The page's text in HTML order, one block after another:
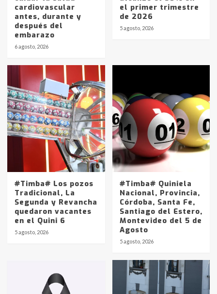
cardiovascular
antes, durante y
después del
embarazo
6 agosto, 2026
el primer trimestre
de 2026
5 agosto, 2026
#Timba# Los pozos
Tradicional, La
Segunda y Revancha
quedaron vacantes
en el Quini 6
5 agosto, 2026
#Timba# Quiniela
Nacional, Provincia,
Córdoba, Santa Fe,
Santiago del Estero,
Montevideo del 5 de
Agosto
5 agosto, 2026
Identidad de los adolescentes
pampeanos que fueron
en la mañana del lunes